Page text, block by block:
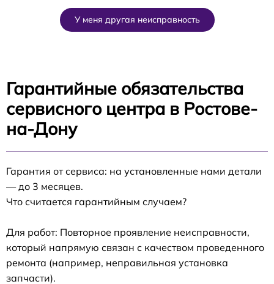
У меня другая неисправность
Гарантийные обязательства
сервисного центра в Ростове-
на-Дону
Гарантия от сервиса: на установленные нами детали
— до 3 месяцев.
Что считается гарантийным случаем?
Для работ: Повторное проявление неисправности,
который напрямую связан с качеством проведенного
ремонта (например, неправильная установка
запчасти).